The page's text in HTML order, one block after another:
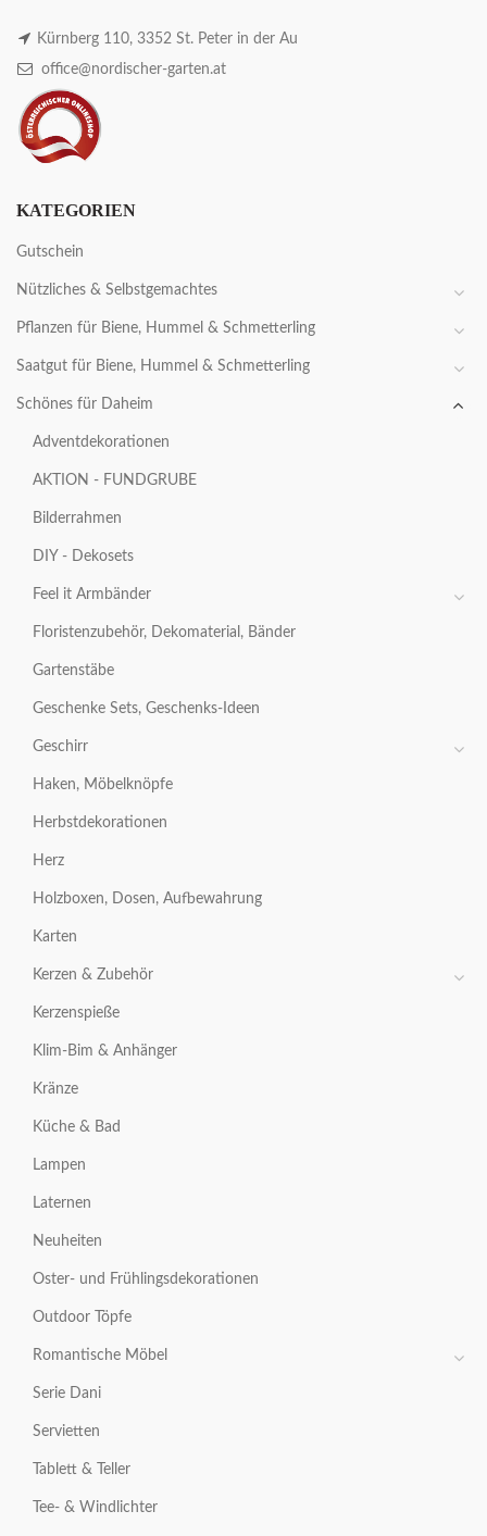
Kürnberg 110, 3352 St. Peter in der Au
office@nordischer-garten.at
KATEGORIEN
Gutschein
Nützliches & Selbstgemachtes
Pflanzen für Biene, Hummel & Schmetterling
Saatgut für Biene, Hummel & Schmetterling
Schönes für Daheim
Adventdekorationen
AKTION - FUNDGRUBE
Bilderrahmen
DIY - Dekosets
Feel it Armbänder
Floristenzubehör, Dekomaterial, Bänder
Gartenstäbe
Geschenke Sets, Geschenks-Ideen
Geschirr
Haken, Möbelknöpfe
Herbstdekorationen
Herz
Holzboxen, Dosen, Aufbewahrung
Karten
Kerzen & Zubehör
Kerzenspieße
Klim-Bim & Anhänger
Kränze
Küche & Bad
Lampen
Laternen
Neuheiten
Oster- und Frühlingsdekorationen
Outdoor Töpfe
Romantische Möbel
Serie Dani
Servietten
Tablett & Teller
Tee- & Windlichter